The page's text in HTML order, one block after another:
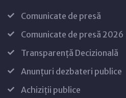
Comunicate de presă
Comunicate de presă 2026
Transparență Decizională
Anunțuri dezbateri publice
Achiziții publice